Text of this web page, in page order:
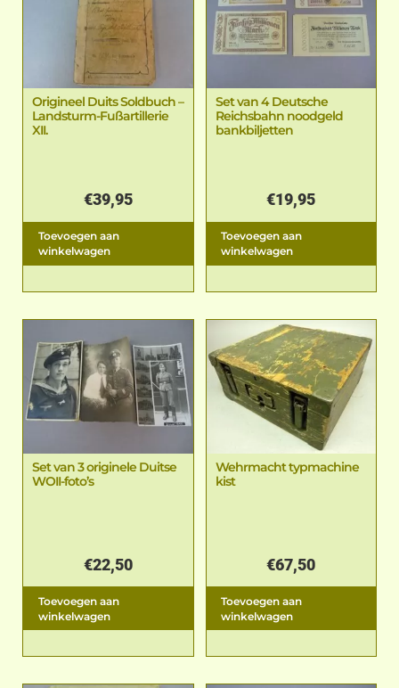
Origineel Duits Soldbuch –
Landsturm-Fußartillerie
XII.
€39,95
Toevoegen aan
winkelwagen
Set van 4 Deutsche
Reichsbahn noodgeld
bankbiljetten
€19,95
Toevoegen aan
winkelwagen
Set van 3 originele Duitse
WOII-foto’s
€22,50
Toevoegen aan
winkelwagen
Wehrmacht typmachine
kist
€67,50
Toevoegen aan
winkelwagen